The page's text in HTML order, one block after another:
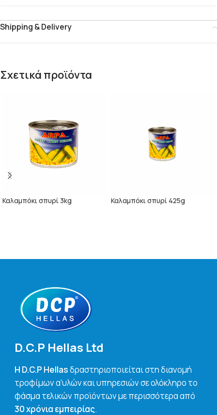
Shipping & Delivery
Σχετικά προϊόντα
Καλαμπόκι σπυρί 3kg Καλαμπόκι σπυρί 425g
D.C.P Hellas Ltd
H D.C.P Hellasδραστηριοποιείται στη διανομή
τροφίμων α’υλών και υπηρεσιών σε ολόκληρο το
φάσμα τελικών προϊόντων με περισσότερα από
30 χρόνια εμπειρίας.